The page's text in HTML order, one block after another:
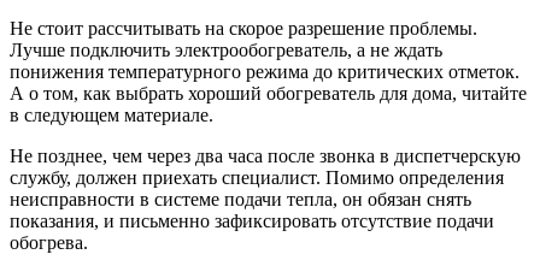
Не стоит рассчитывать на скорое разрешение проблемы.
Лучше подключить электрообогреватель, а не ждать
понижения температурного режима до критических отметок.
А о том, как выбрать хороший обогреватель для дома, читайте
в следующем материале.
Не позднее, чем через два часа после звонка в диспетчерскую
службу, должен приехать специалист. Помимо определения
неисправности в системе подачи тепла, он обязан снять
показания, и письменно зафиксировать отсутствие подачи
обогрева.